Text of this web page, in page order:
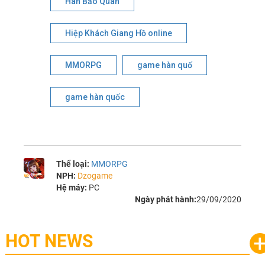
Hiệp Khách Giang Hồ online
MMORPG game hàn quố
game hàn quốc
Thể loại: MMORPG
NPH: Dzogame
Hệ máy: PC
Ngày phát hành:29/09/2020
HOT NEWS